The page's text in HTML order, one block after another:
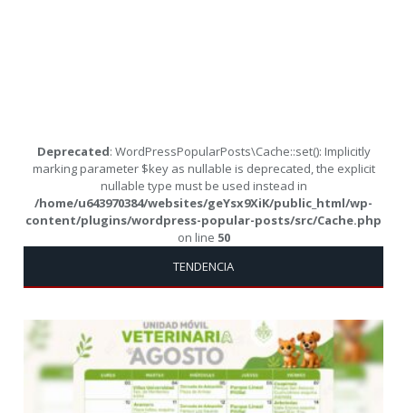
Deprecated: WordPressPopularPosts\Cache::set(): Implicitly
marking parameter $key as nullable is deprecated, the explicit
nullable type must be used instead in
/home/u643970384/websites/geYsx9XiK/public_html/wp-
content/plugins/wordpress-popular-posts/src/Cache.php
on line 50
TENDENCIA